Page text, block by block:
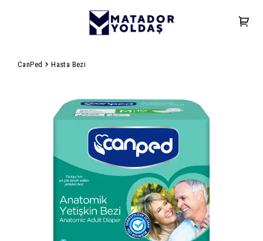
CanPed Hasta Bezi